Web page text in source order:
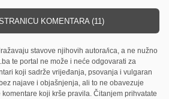
KOMENTARA (11)
stavove njihovih autora/ica, a ne nužno
te portal ne može i neće odgovarati za
koji sadrže vrijeđanja, psovanja i vulgaran
najave i objašnjenja, ali to ne obavezuje
koji krše pravila. Čitanjem prihvatate